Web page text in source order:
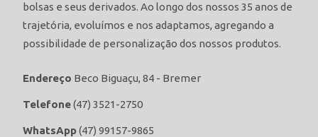
bolsas e seus derivados. Ao longo dos nossos 35 anos de
trajetória, evoluímos e nos adaptamos, agregando a
possibilidade de personalização dos nossos produtos.
Endereço Beco Biguaçu, 84 - Bremer
Telefone(47) 3521-2750
WhatsApp(47) 99157-9865